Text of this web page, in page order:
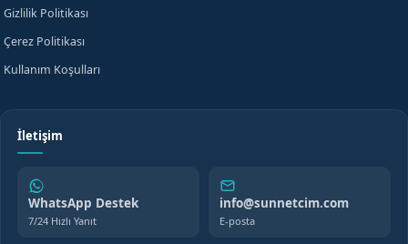
Gizlilik Politikası
Çerez Politikası
Kullanım Koşulları
İletişim
WhatsApp Destek
7/24 Hızlı Yanıt
info@sunnetcim.com
E-posta